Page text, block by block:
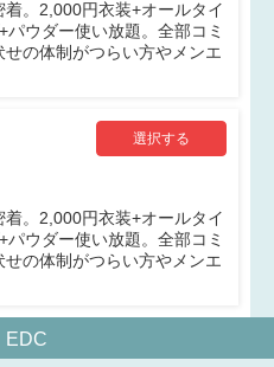
。2,000円衣装+オールタイ
ウダー使い放題。全部コミ
の体制がつらい方やメンエ
選択する
。2,000円衣装+オールタイ
ウダー使い放題。全部コミ
の体制がつらい方やメンエ
EDC